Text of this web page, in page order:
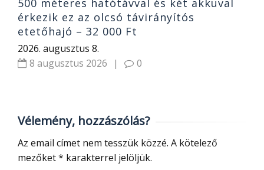
500 méteres hatótávval és két akkuval
érkezik ez az olcsó távirányítós
etetőhajó – 32 000 Ft
2026. augusztus 8.
8 augusztus 2026
| 0
Vélemény, hozzászólás?
Az email címet nem tesszük közzé. A kötelező
mezőket* karakterrel jelöljük.